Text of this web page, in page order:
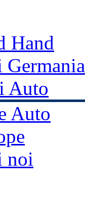
Hand
Auto
Auto
noi